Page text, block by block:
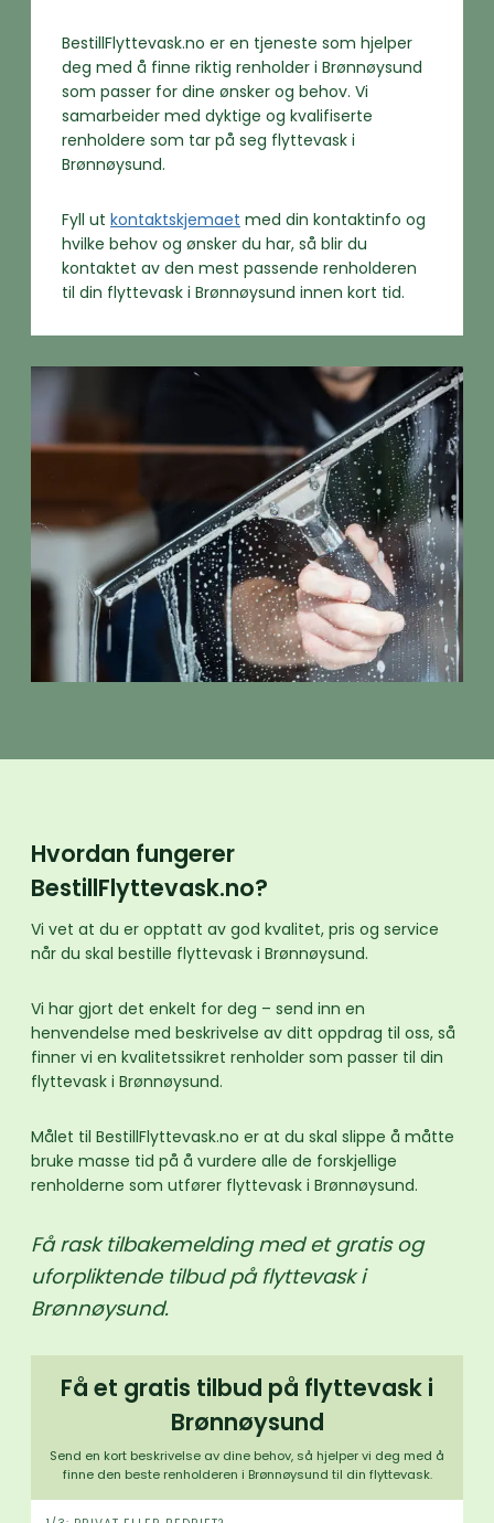
BestillFlyttevask.no er en tjeneste som hjelper
deg med å finne riktig renholder i Brønnøysund
som passer for dine ønsker og behov. Vi
samarbeider med dyktige og kvalifiserte
renholdere som tar på seg flyttevask i
Brønnøysund.
Fyll ut kontaktskjemaet med din kontaktinfo og
hvilke behov og ønsker du har, så blir du
kontaktet av den mest passende renholderen
til din flyttevask i Brønnøysund innen kort tid.
Hvordan fungerer
BestillFlyttevask.no?
Vi vet at du er opptatt av god kvalitet, pris og service
når du skal bestille flyttevask i Brønnøysund.
Vi har gjort det enkelt for deg – send inn en
henvendelse med beskrivelse av ditt oppdrag til oss, så
finner vi en kvalitetssikret renholder som passer til din
flyttevask i Brønnøysund.
Målet til BestillFlyttevask.no er at du skal slippe å måtte
bruke masse tid på å vurdere alle de forskjellige
renholderne som utfører flyttevask i Brønnøysund.
Få rask tilbakemelding med et gratis og
uforpliktende tilbud på flyttevask i
Brønnøysund.
Få et gratis tilbud på flyttevask i
Brønnøysund
Send en kort beskrivelse av dine behov, så hjelper vi deg med å
finne den beste renholderen i Brønnøysund til din flyttevask.